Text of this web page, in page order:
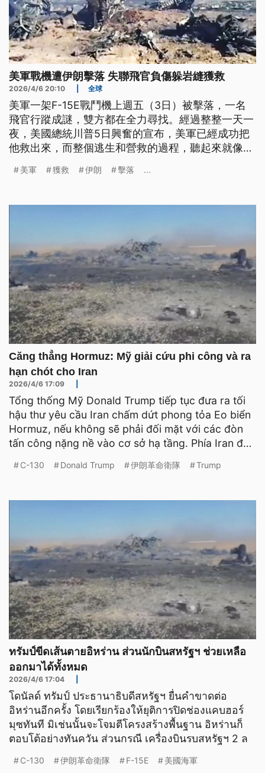
美軍戰機遭伊朗擊落 失聯飛官負傷躲岩縫獲救
2026/4/6 20:10 全球
美軍一架F-15E戰鬥機上週五（3日）被擊落，一名
飛官行蹤成謎，雙方都在全力尋找。經過整整一天一
夜，美國總統川普5日興奮的宣布，美軍已經成功把
他救出來，而整個逃生和營救的過程，聽起來就像電
美軍 獲救 伊朗 擊落 ...
Căng thẳng Hormuz: Mỹ giải cứu phi công và ra
hạn chót cho Iran
2026/4/6 17:09
Tổng thống Mỹ Donald Trump tiếp tục đưa ra tối
hậu thư yêu cầu Iran chấm dứt phong tỏa Eo biển
Hormuz, nếu không sẽ phải đối mặt với các đòn
tấn công nặng nề vào cơ sở hạ tầng. Phía Iran đã
C-130 Donald Trump 伊朗革命衛隊 Trump
ทรัมป์ขีดเส้นตายอิหร่าน ส่วนนักบินสหรัฐฯ ช่วยเหลือ
ออกมาได้ทั้งหมด
2026/4/6 17:04
โดนัลด์ ทรัมป์ ประธานาธิบดีสหรัฐฯ ยื่นคำขาดต่อ
อิหร่านอีกครั้ง โดยเรียกร้องให้ยุติการปิดช่องแคบฮอร์
มุซทันที มิเช่นนั้นจะโจมตีโครงสร้างพื้นฐาน อิหร่านก็
ตอบโต้อย่างทันควัน ส่วนกรณี เครื่องบินรบสหรัฐฯ 2 ล
C-130 伊朗革命衛隊 F-15E 美國海軍